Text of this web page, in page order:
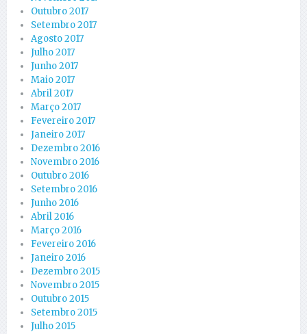
Outubro 2017
Setembro 2017
Agosto 2017
Julho 2017
Junho 2017
Maio 2017
Abril 2017
Março 2017
Fevereiro 2017
Janeiro 2017
Dezembro 2016
Novembro 2016
Outubro 2016
Setembro 2016
Junho 2016
Abril 2016
Março 2016
Fevereiro 2016
Janeiro 2016
Dezembro 2015
Novembro 2015
Outubro 2015
Setembro 2015
Julho 2015